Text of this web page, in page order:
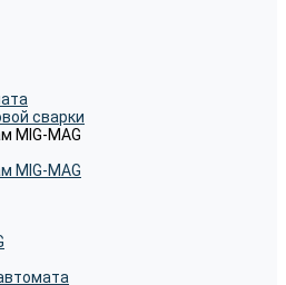
сварки
MIG-MAG
MIG-MAG